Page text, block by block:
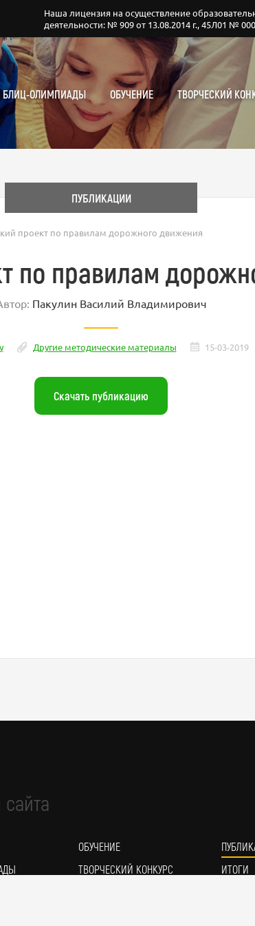
Наша лицензия на осуществление
деятельности: № 909 от 13.08.2014 г., 45Л01 №
БЛИЦ-ОЛИМПИАДЫ ОБУЧЕНИЕ ТВОРЧЕСКИЙ
ПУБЛИКАЦИИ
проект по правилам дорожного движения
по правилам
Пакулин Василий Владимирович
Другие методические материалы 15-03-2019
Скачать публикацию
ОБУЧЕНИЕ
ТВОРЧЕСКИЙ КОНКУРС ИТОГИ